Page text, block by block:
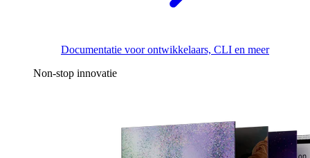
Documentatie voor ontwikkelaars, CLI en meer
Non-stop innovatie